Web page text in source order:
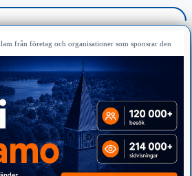
från företag och organisationer som sponsrar den